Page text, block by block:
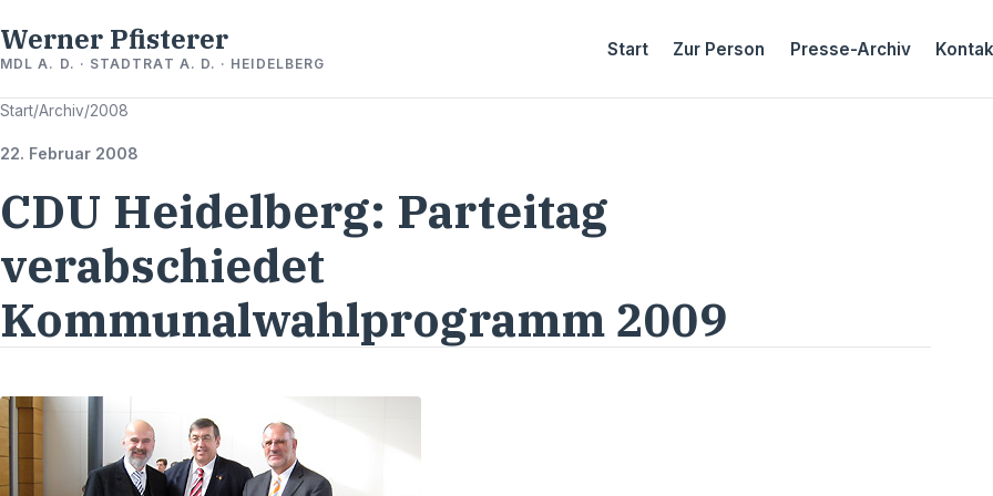
Werner Pfisterer
MDL A. D. · STADTRAT A. D. · HEIDELBERG
Start Zur Person Presse-Archiv
Start/Archiv/2008
22. Februar 2008
CDU Heidelberg: Parteitag
verabschiedet
Kommunalwahlprogramm 2009